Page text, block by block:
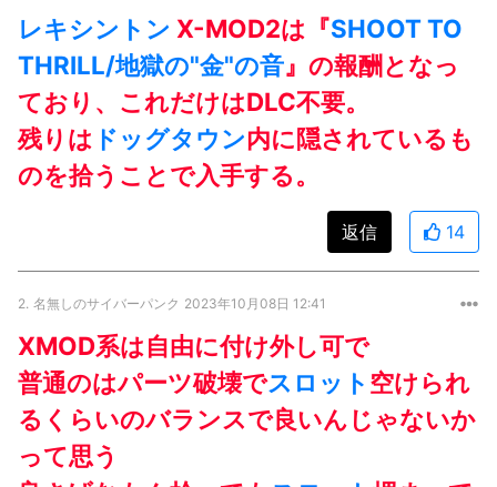
レキシントン X-MOD2は『SHOOT TO
THRILL/地獄の"金"の音』の報酬となっ
ており、これだけはDLC不要。
残りは ドッグタウン内に隠されているも
のを拾うことで入手する。
返信 14
2. 名無しのサイバーパンク 2023年10月08日 12:41
XMOD系は自由に付け外し可で
普通のはパーツ破壊でスロット 空けられ
るくらいのバランスで良いんじゃないか
って思う